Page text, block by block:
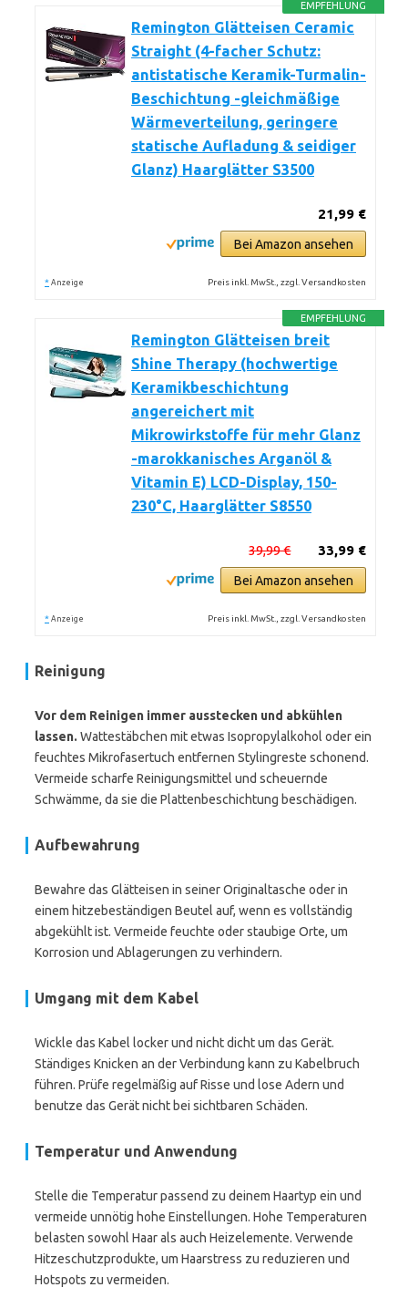
EMPFEHLUNG
Remington Glätteisen Ceramic
Straight (4-facher Schutz:
antistatische Keramik-Turmalin-
Beschichtung -gleichmäßige
Wärmeverteilung, geringere
statische Aufladung & seidiger
Glanz) Haarglätter S3500
21,99 €
Bei Amazon ansehen
* Anzeige Preis inkl. MwSt., zzgl. Versandkosten
EMPFEHLUNG
Remington Glätteisen breit
Shine Therapy (hochwertige
Keramikbeschichtung
angereichert mit
Mikrowirkstoffe für mehr Glanz
-marokkanisches Arganöl &
Vitamin E) LCD-Display, 150-
230°C, Haarglätter S8550
33,99 €
39,99 €
Bei Amazon ansehen
* Anzeige Preis inkl. MwSt., zzgl. Versandkosten
Reinigung
Vor dem Reinigen immer ausstecken und abkühlen
lassen. Wattestäbchen mit etwas Isopropylalkohol oder ein
feuchtes Mikrofasertuch entfernen Stylingreste schonend.
Vermeide scharfe Reinigungsmittel und scheuernde
Schwämme, da sie die Plattenbeschichtung beschädigen.
Aufbewahrung
Bewahre das Glätteisen in seiner Originaltasche oder in
einem hitzebeständigen Beutel auf, wenn es vollständig
abgekühlt ist. Vermeide feuchte oder staubige Orte, um
Korrosion und Ablagerungen zu verhindern.
Umgang mit dem Kabel
Wickle das Kabel locker und nicht dicht um das Gerät.
Ständiges Knicken an der Verbindung kann zu Kabelbruch
führen. Prüfe regelmäßig auf Risse und lose Adern und
benutze das Gerät nicht bei sichtbaren Schäden.
Temperatur und Anwendung
Stelle die Temperatur passend zu deinem Haartyp ein und
vermeide unnötig hohe Einstellungen. Hohe Temperaturen
belasten sowohl Haar als auch Heizelemente. Verwende
Hitzeschutzprodukte, um Haarstress zu reduzieren und
Hotspots zu vermeiden.